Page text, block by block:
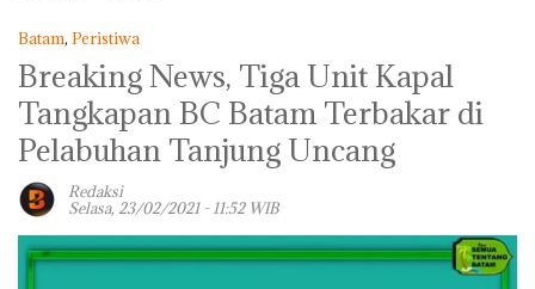
Batam, Peristiwa
Breaking News, Tiga Unit Kapal
Tangkapan BC Batam Terbakar di
Pelabuhan Tanjung Uncang
Redaksi
Selasa, 23/02/2021 - 11:52 WIB